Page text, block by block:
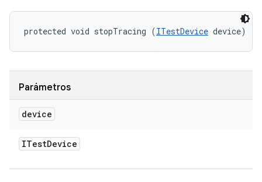
protected void stopTracing (ITestDevice device)
Parámetros
device
ITestDevice